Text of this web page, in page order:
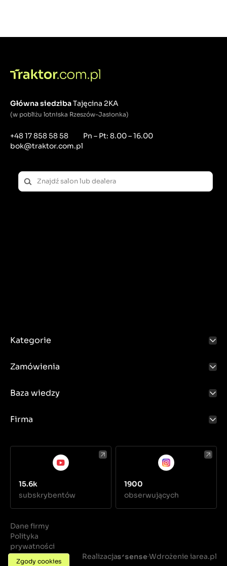
Główna siedzibaTajęcina 2KA
(w pobliżu lotniska Rzeszów-Jasionka)
+48 17 858 58 58
bok@traktor.com.pl
Pn – Pt: 8.00 – 16.00
Kategorie
Zamówienia
Baza wiedzy
Firma
15.6k
subskrybentów
1900
obserwujących
Dane firmy
Polityka
prywatności
Regulamin
Realizacja ·Wdrożenie iarea.pl
Zgody cookies